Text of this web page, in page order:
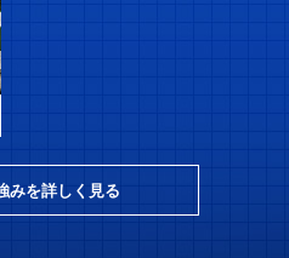
みを詳しく見る